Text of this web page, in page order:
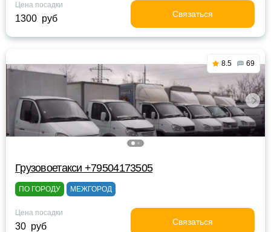
Цена посадки
1300 руб Связаться
8.5 69
Грузовоетакси +79504173505
ПО ГОРОДУ МЕЖГОРОД
Цена посадки
30 руб Связаться